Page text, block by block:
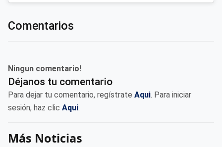
Comentarios
Ningun comentario!
Déjanos tu comentario
Para dejar tu comentario, regístrate Aqui. Para iniciar
sesión, haz clic Aqui.
Más Noticias